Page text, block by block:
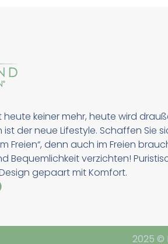
heute keiner mehr, heute wird
ist der neue Lifestyle. Schaffen Sie
Freien“, denn auch im Freien
Bequemlichkeit verzichten!
gepaart mit Komfort.
2025 ©